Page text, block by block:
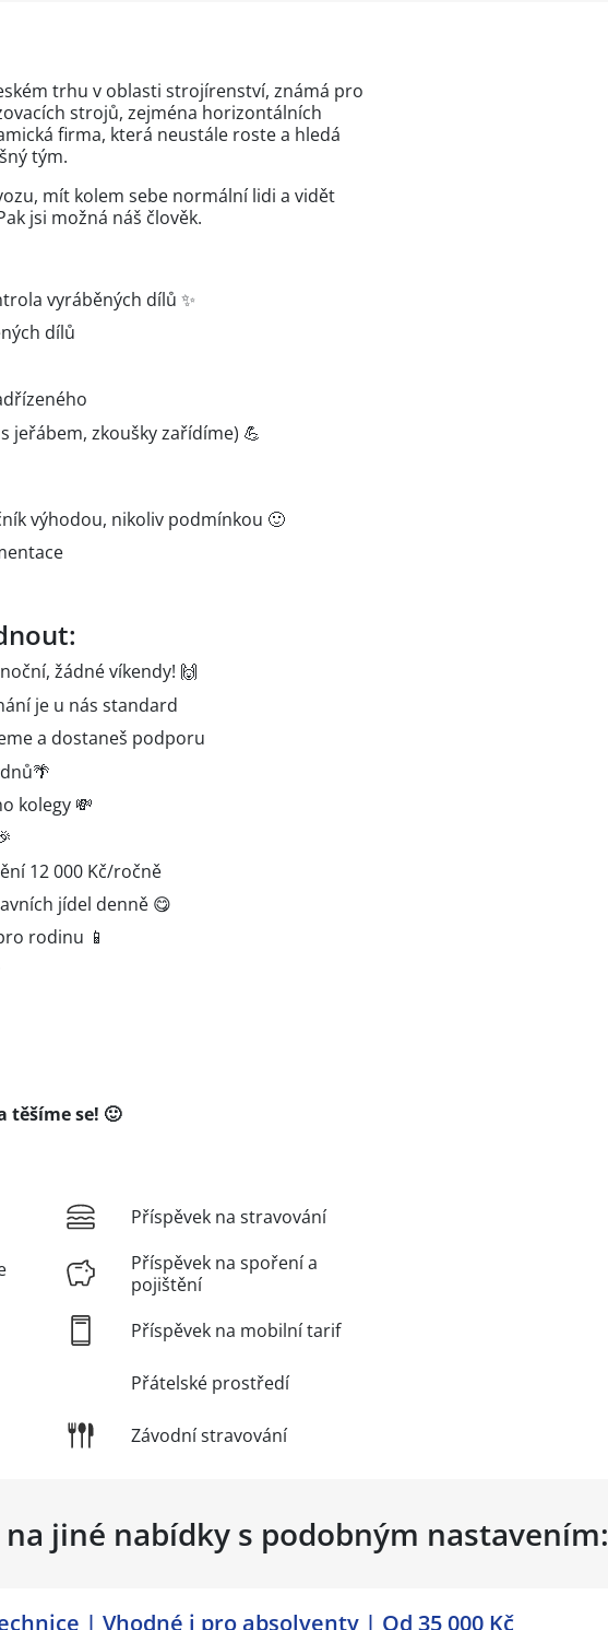
trhu v oblasti strojírenství, známá pro
strojů, zejména horizontálních
firma, která neustále roste a hledá
tým.
mít kolem sebe normální lidi a vidět
jsi možná náš člověk.
vyráběných dílů ✨
dílů
jeřábem, zkoušky zařídíme) 💪
výhodou, nikoliv podmínkou 🙂
žádné víkendy! 🙌
je u nás standard
a dostaneš podporu
kolegy 💸
12 000 Kč/ročně
jídel denně 😋
rodinu 📱
těšíme se! 🙂
Příspěvek na stravování
Příspěvek na spoření a
pojištění
Příspěvek na mobilní tarif
Přátelské prostředí
Závodní stravování
na jiné nabídky s podobným nastavením:
| Vhodné i pro absolventy | Od 35 000 Kč